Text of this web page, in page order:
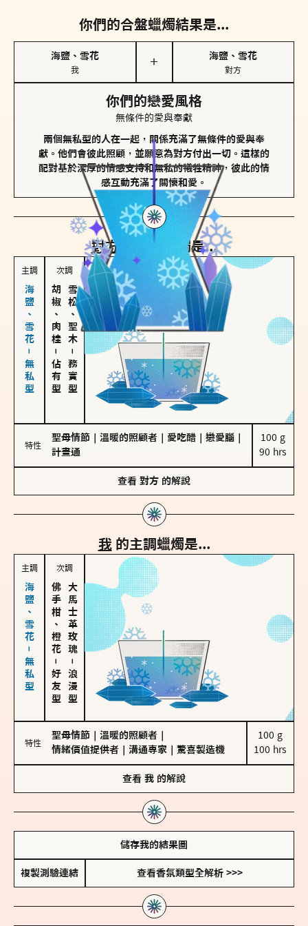
你們的合盤蠟燭結果是...
海鹽、雪花
我
＋
海鹽、雪花
對方
你們的戀愛風格
無條件的愛與奉獻
兩個無私型的人在一起，關係充滿了無條件的愛與奉
獻。他們會彼此照顧，並願意為對方付出一切。這樣的
配對基於深厚的情感支持和無私的犧牲精神，彼此的情
感互動充滿了關懷和愛。
對方 的主調蠟燭是...
主調
海鹽、雪花－無私型
次調
胡椒、肉桂
－
佔有型
雪松、聖木
－
務實型
特性
聖母情節 溫暖的照顧者 愛吃醋 戀愛腦
計畫通
100 g
90 hrs
查看 對方 的解說
我 的主調蠟燭是...
主調
海鹽、雪花－無私型
次調
佛手柑、橙花
－
好友型
大馬士革玫瑰
－
浪漫型
特性
聖母情節 溫暖的照顧者
情緒價值提供者
溝通專家 驚喜製造機
100 g
100 hrs
查看 我 的解說
儲存我的結果圖
複製測驗連結 查看香氛類型全解析 >>>